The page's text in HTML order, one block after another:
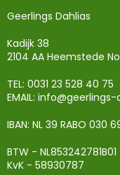
Geerlings Dahlias
Kadijk 38
2104 AA Heemstede
TEL: 0031 23 528 40 75
EMAIL: info@geerlings-
IBAN: NL 39 RABO 030
BTW - NL853242781B01
KvK - 58930787